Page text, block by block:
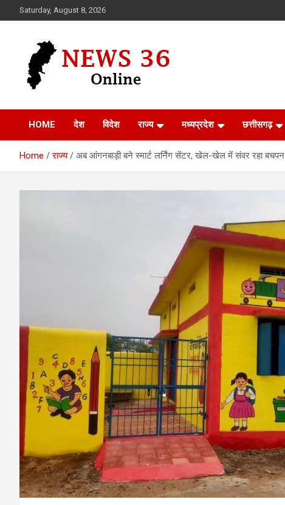
to
Saturday, August 8, 2026
News 36
HOME देश विदेश राज्य मध्यप्रदेश छत्तीसगढ़
Home राज्य अब आंगनबाड़ी बने स्मार्ट लर्निंग सेंटर, खेल-खेल में संवर रहा बचपन